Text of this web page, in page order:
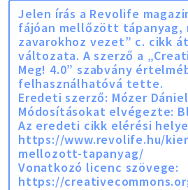
Jelen írás a Revolife
fájóan mellőzött tápanyag,
zavarokhoz vezet” c. cikk
változata. A szerző a
Meg! 4.0” szabvány
felhasználhatóvá tette.
Eredeti szerző: Mózer Dániel
Módosításokat elvégezte:
Az eredeti cikk elérési
https://www.revolife.hu/
mellozott-tapanyag/
Vonatkozó licenc szövege:
https://